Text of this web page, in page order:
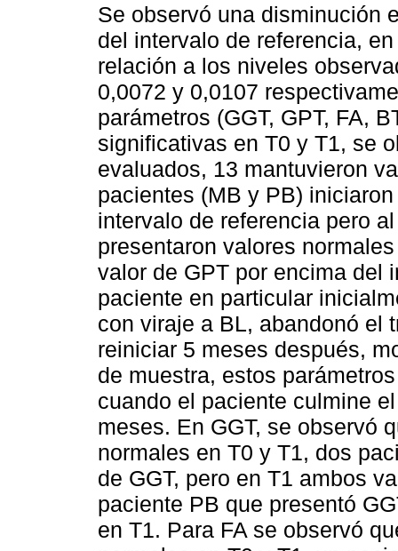
Se observó una disminución
del intervalo de referencia,
relación a los niveles
0,0072 y 0,0107
parámetros (GGT, GPT, FA,
significativas en T0 y T1, se
evaluados, 13 mantuvieron
pacientes (MB y PB)
intervalo de referencia pero
presentaron valores
valor de GPT por encima del
paciente en particular
con viraje a BL, abandonó el
reiniciar 5 meses después,
de muestra, estos
cuando el paciente culmine
meses. En GGT, se observó
normales en T0 y T1, dos
de GGT, pero en T1 ambos
paciente PB que presentó
en T1. Para FA se observó